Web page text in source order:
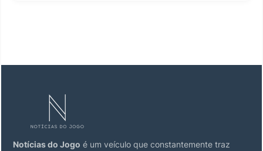
Notícias do Jogo é um veículo que constantemente traz